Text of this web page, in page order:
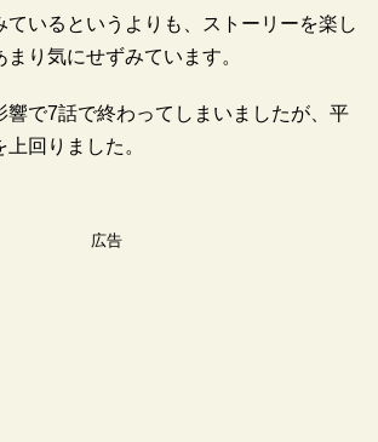
ているというよりも、ストーリーを楽し
り気にせずみています。
響で7話で終わってしまいましたが、平
回りました。
広告